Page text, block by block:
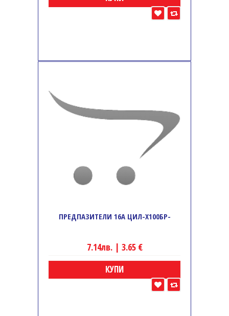
ПРЕДПАЗИТЕЛИ 16А ЦИЛ-Х100БР-
7.14лв. | 3.65 €
КУПИ